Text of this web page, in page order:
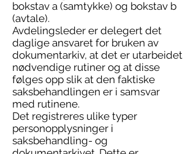
bokstav a (samtykke) og bokstav b
(avtale).
Avdelingsleder er delegert det
daglige ansvaret for bruken av
dokumentarkiv, at det er utarbeidet
nødvendige rutiner og at disse
følges opp slik at den faktiske
saksbehandlingen er i samsvar
med rutinene.
Det registreres ulike typer
personopplysninger i
saksbehandling- og